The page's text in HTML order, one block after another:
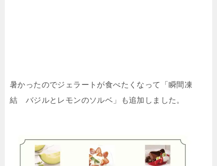
暑かったのでジェラートが食べたくなって「瞬間凍
結 バジルとレモンのソルベ」も追加しました。